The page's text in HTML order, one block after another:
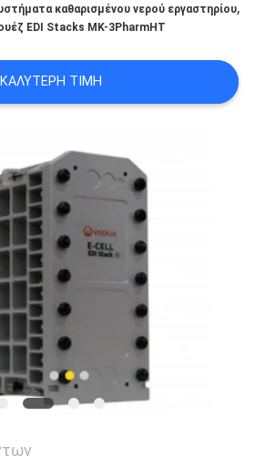
καθαρισμένου νερού εργαστηρίου,
EDI Stacks MK-3PharmHT
ΚΑΛΎΤΕΡΗ ΤΙΜΉ